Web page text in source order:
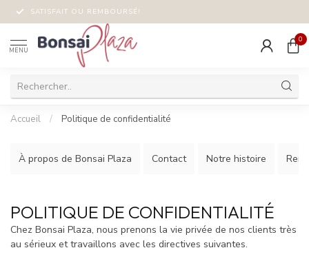
SATISFAIT OU REMBOURSÉ!
MENU
0
Accueil / Politique de confidentialité
À propos de Bonsai Plaza Contact Notre histoire
POLITIQUE DE CONFIDENTIALITÉ
Chez Bonsai Plaza, nous prenons la vie privée de nos clients très
au sérieux et travaillons avec les directives suivantes.